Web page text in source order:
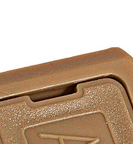
Компакт
ЛДСП
СКИФ
СОЮЗ // ВСЕ
ХДФ